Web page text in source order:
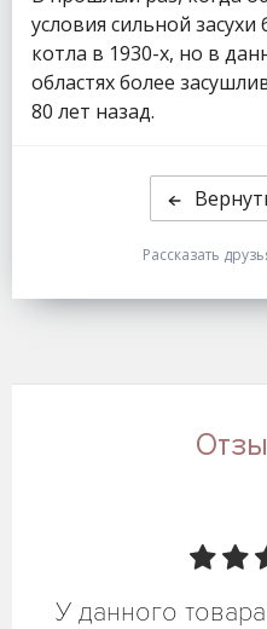
условия сильной
котла в 1930-х, но в
областях более
80 лет назад.
Рассказать
У данного